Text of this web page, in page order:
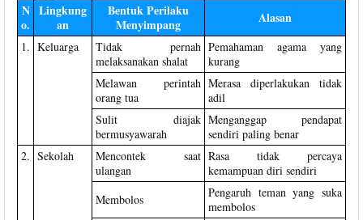
N
o.
Lingkung
an
Bentuk Perilaku
Menyimpang
Alasan
1. Keluarga
Tidak pernah
melaksanakan shalat
Pemahaman agama yang
kurang
Melawan perintah
orang tua
Merasa diperlakukan tidak
adil
Sulit diajak
bermusyawarah
Menganggap pendapat
sendiri paling benar
2. Sekolah
Mencontek saat
ulangan
Rasa tidak percaya
kemampuan diri sendiri
Membolos
Pengaruh teman yang suka
membolos